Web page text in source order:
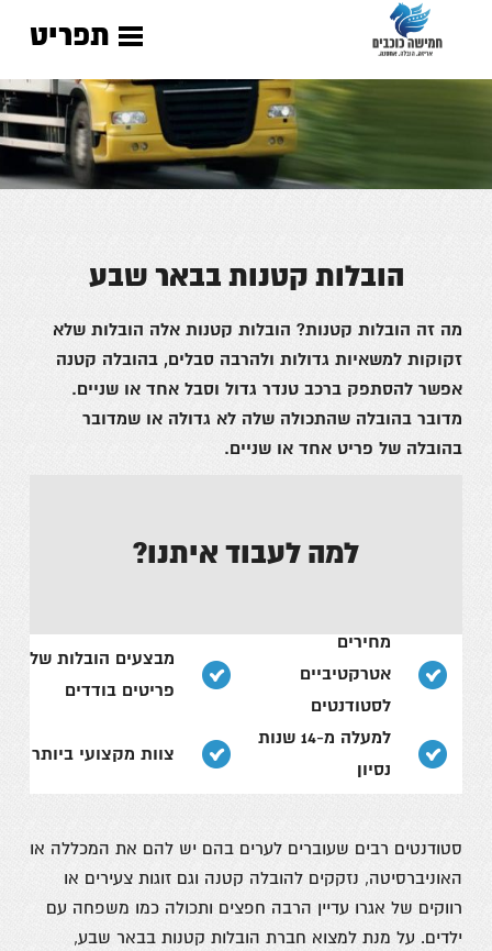
תפריט
הובלות קטנות בבאר שבע
מה זה הובלות קטנות? הובלות קטנות אלה הובלות שלא
זקוקות למשאיות גדולות ולהרבה סבלים, בהובלה קטנה
אפשר להסתפק ברכב טנדר גדול וסבל אחד או שניים.
מדובר בהובלה שהתכולה שלה לא גדולה או שמדובר
בהובלה של פריט אחד או שניים.
למה לעבוד איתנו?
מחירים
אטרקטיביים
לסטודנטים
מבצעים הובלות של
פריטים בודדים
למעלה מ-14 שנות
נסיון
צוות מקצועי ביותר
סטודנטים רבים שעוברים לערים בהם יש להם את המכללה או
האוניברסיטה, נזקקים להובלה קטנה וגם זוגות צעירים או
רווקים של אגרו עדיין הרבה חפצים ותכולה כמו משפחה עם
ילדים. על מנת למצוא חברת הובלות קטנות בבאר שבע,